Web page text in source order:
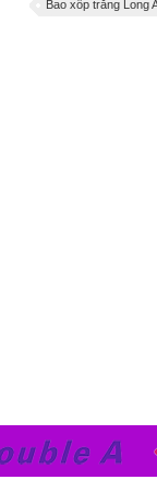
Bao xốp trắng Long